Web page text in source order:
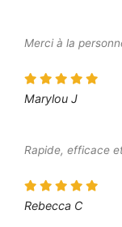
Merci à la
Marylou J
Rapide, efficace
Rebecca C